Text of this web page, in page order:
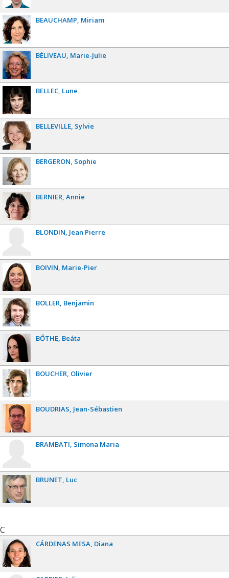
BEAUCHAMP Miriam
BÉLIVEAU Marie-Julie
BELLEC Lune
BELLEVILLE Sylvie
BERGERON Sophie
BERNIER Annie
BLONDIN Jean Pierre
BOIVIN Marie-Pier
BOLLER Benjamin
BŐTHE Beáta
BOUCHER Olivier
BOUDRIAS Jean-Sébastien
BRAMBATI Simona Maria
BRUNET Luc
C
CÁRDENAS MESA Diana